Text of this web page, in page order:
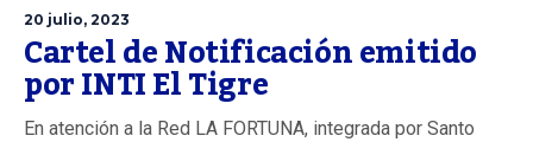
20 julio, 2023
Cartel de Notificación emitido
por INTI El Tigre
En atención a la Red LA FORTUNA, integrada por Santo